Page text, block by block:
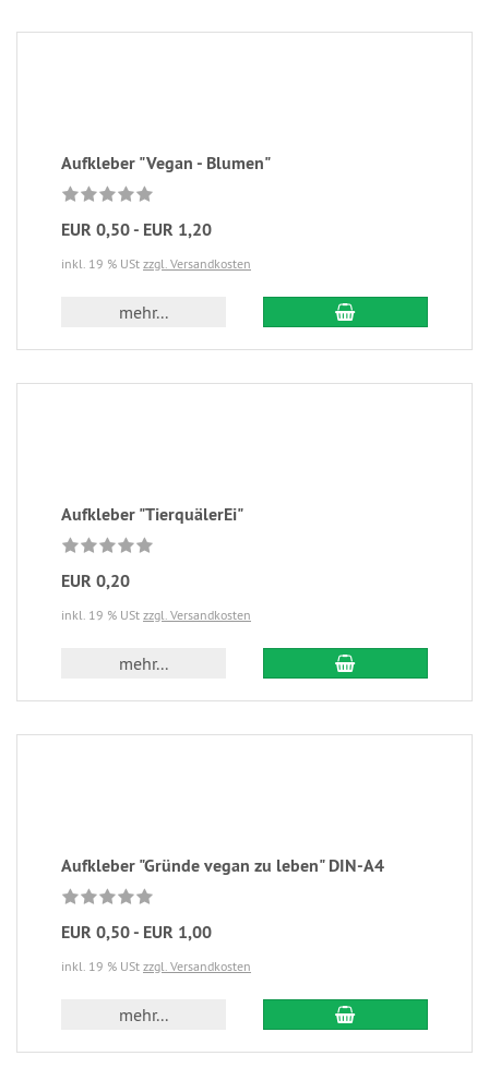
Aufkleber "Vegan - Blumen"
EUR 0,50 - EUR 1,20
inkl. 19 % USt zzgl. Versandkosten
mehr...
Aufkleber "TierquälerEi"
EUR 0,20
inkl. 19 % USt zzgl. Versandkosten
mehr...
Aufkleber "Gründe vegan zu leben" DIN-A4
EUR 0,50 - EUR 1,00
inkl. 19 % USt zzgl. Versandkosten
mehr...